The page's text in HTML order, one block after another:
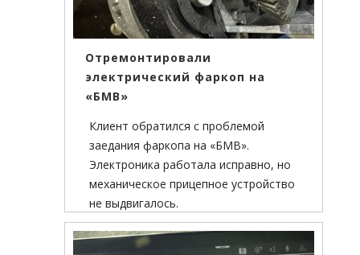
Отремонтировали
электрический фаркоп на
«БМВ»
Клиент обратился с проблемой
заедания фаркопа на «БМВ».
Электроника работала исправно, но
механическое прицепное устройство
не выдвигалось.